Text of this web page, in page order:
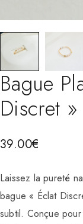
Bague
Discret »
39.00€
Laissez la pureté
bague « Éclat
subtil. Conçue